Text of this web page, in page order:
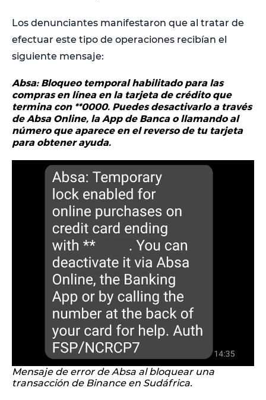
Los denunciantes manifestaron que al tratar de
efectuar este tipo de operaciones recibían el
siguiente mensaje:
Absa: Bloqueo temporal habilitado para las
compras en línea en la tarjeta de crédito que
termina con **0000. Puedes desactivarlo a través
de Absa Online, la App de Banca o llamando al
número que aparece en el reverso de tu tarjeta
para obtener ayuda.
Mensaje de error de Absa al bloquear una
transacción de Binance en Sudáfrica.